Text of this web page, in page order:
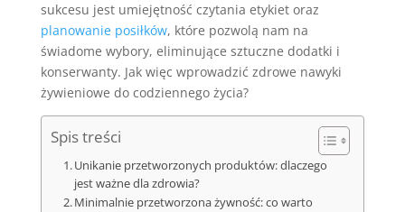
sukcesu jest umiejętność czytania etykiet oraz
planowanie posiłków, które pozwolą nam na
świadome wybory, eliminujące sztuczne dodatki i
konserwanty. Jak więc wprowadzić zdrowe nawyki
żywieniowe do codziennego życia?
Spis treści
Unikanie przetworzonych produktów: dlaczego
jest ważne dla zdrowia?
Minimalnie przetworzona żywność: co warto